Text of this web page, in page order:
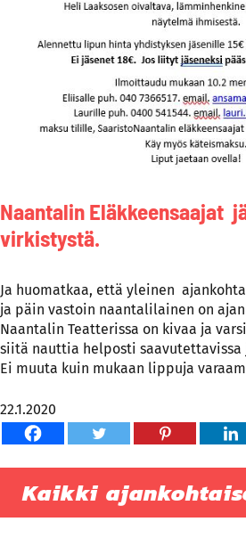
Naantalin Eläkkeensaajat
virkistystä.
Ja huomatkaa, että yleinen
ja päin vastoin naantalilainen on
Naantalin Teatterissa on kivaa ja
siitä nauttia helposti
Ei muuta kuin mukaan lippuja
22.1.2020
Kaikki